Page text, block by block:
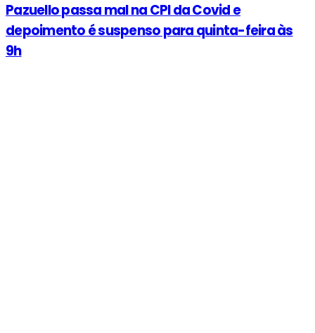
Pazuello passa mal na CPI da Covid e
depoimento é suspenso para quinta-feira às
9h